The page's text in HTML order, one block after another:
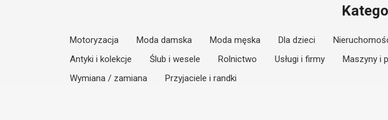
Motoryzacja Moda damska Moda męska Dla dzieci
Antyki i kolekcje
Ślub i wesele Rolnictwo Usługi i firmy Maszyny i
Wymiana / zamiana
Przyjaciele i randki